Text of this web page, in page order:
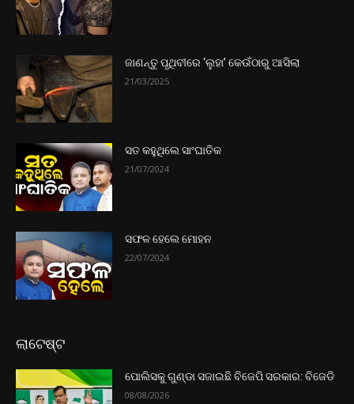
ଜାଣନ୍ତୁ ପୃଥିବୀରେ ‘ଲୁହା’ କେଉଁଠାରୁ ଆସିଲା
21/03/2025
ସତ କହୁଥିଲେ ସାଂଘାତିକ
21/07/2024
ସଫଳ ହେଲେ ମୋହନ
22/07/2024
ଲାଟେଷ୍ଟ
ପୋଲିସକୁ ଗୁଣ୍ଡା ସଜାଇଛି ବିଜେପି ସରକାର: ବିଜେଡି
08/08/2026